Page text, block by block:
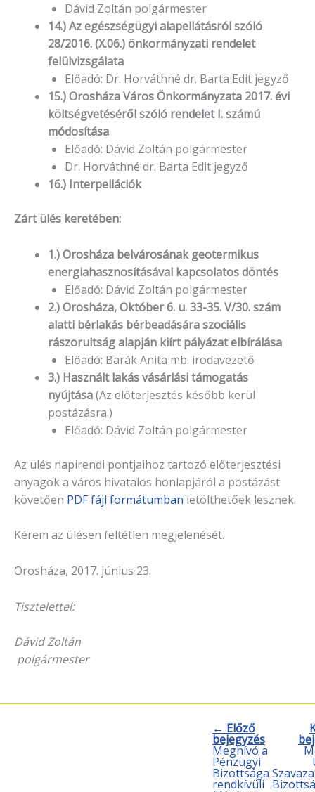
Dávid Zoltán polgármester
14.) Az egészségügyi alapellátásról szóló
28/2016. (X.06.) önkormányzati rendelet
felülvizsgálata
Előadó: Dr. Horváthné dr. Barta Edit jegyző
15.) Orosháza Város Önkormányzata 2017. évi
költségvetéséről szóló rendelet I. számú
módosítása
Előadó: Dávid Zoltán polgármester
Dr. Horváthné dr. Barta Edit jegyző
16.) Interpellációk
Zárt ülés keretében:
1.) Orosháza belvárosának geotermikus
energiahasznosításával kapcsolatos döntés
Előadó: Dávid Zoltán polgármester
2.) Orosháza, Október 6. u. 33-35. V/30. szám
alatti bérlakás bérbeadására szociális
rászorultság alapján kiírt pályázat elbírálása
Előadó: Barák Anita mb. irodavezető
3.) Használt lakás vásárlási támogatás
nyújtása(Az előterjesztés később kerül
postázásra.)
Előadó: Dávid Zoltán polgármester
Az ülés napirendi pontjaihoz tartozó előterjesztési
anyagok a város hivatalos honlapjáról a postázást
követően PDF fájl formátumban letölthetőek lesznek.
Kérem az ülésen feltétlen megjelenését.
Orosháza, 2017. június 23.
Tisztelettel:
Dávid Zoltán
polgármester
← Előző
bejegyzés
Meghívó a
Pénzügyi
Bizottsága
rendkívüli